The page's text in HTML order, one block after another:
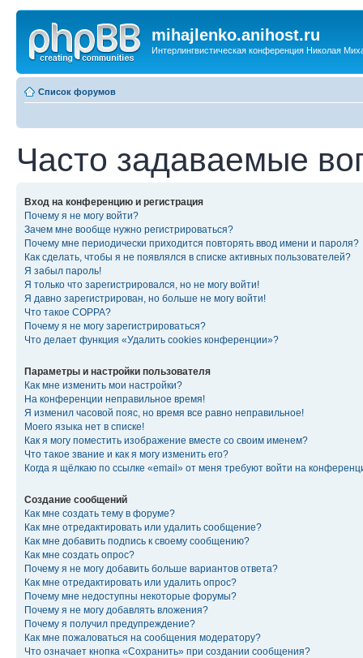
mihajlenko.anihost.ru
Интерлингвистическая конференция Николая
Список форумов
Часто задаваемые
Вход на конференцию и регистрация
Почему я не могу войти?
Зачем мне вообще нужно регистрироваться?
Почему мне периодически приходится повторять ввод имени и пароля?
Как сделать, чтобы я не появлялся в списке активных пользователей?
Я забыл пароль!
Я только что зарегистрировался, но не могу войти!
Я давно зарегистрирован, но больше не могу войти!
Что такое COPPA?
Почему я не могу зарегистрироваться?
Что делает функция «Удалить cookies конференции»?
Параметры и настройки пользователя
Как мне изменить мои настройки?
На конференции неправильное время!
Я изменил часовой пояс, но время все равно неправильное!
Моего языка нет в списке!
Как я могу поместить изображение вместе со своим именем?
Что такое звание и как я могу изменить его?
Когда я щёлкаю по ссылке «email» от меня требуют войти на
Создание сообщений
Как мне создать тему в форуме?
Как мне отредактировать или удалить сообщение?
Как мне добавить подпись к своему сообщению?
Как мне создать опрос?
Почему я не могу добавить больше вариантов ответа?
Как мне отредактировать или удалить опрос?
Почему мне недоступны некоторые форумы?
Почему я не могу добавлять вложения?
Почему я получил предупреждение?
Как мне пожаловаться на сообщения модератору?
Что означает кнопка «Сохранить» при создании сообщения?